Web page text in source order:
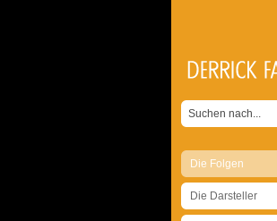
Die Folgen
Die Darsteller